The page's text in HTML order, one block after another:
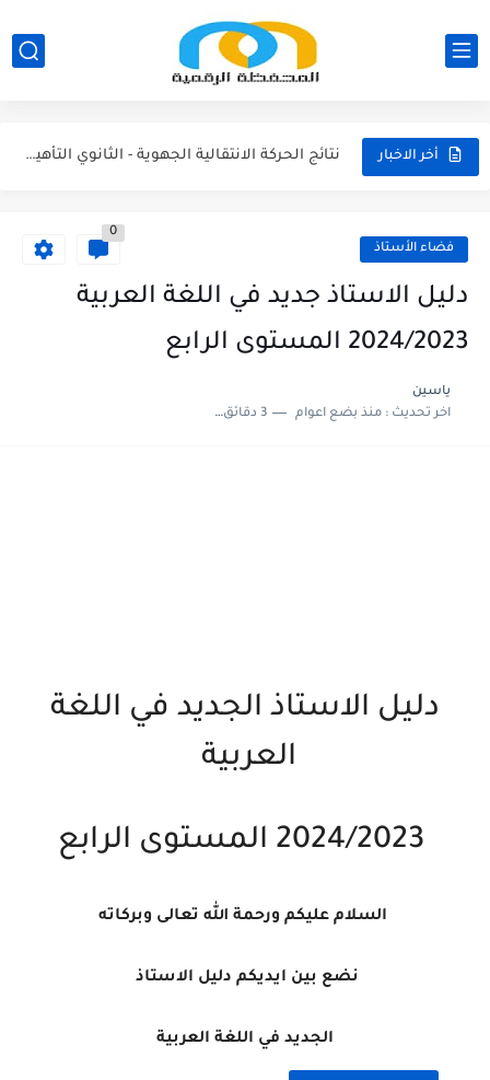
أخر الاخبار
فضاء الأستاذ
0
دليل الاستاذ جديد في اللغة العربية
2024/2023 المستوى الرابع
ياسين
اخر تحديث :منذ بضع اعوام 3 دقائق للقراءة
دليل الاستاذ الجديد في اللغة
العربية
السلام عليكم ورحمة الله تعالى وبركاته
نضع بين ايديكم دليل الاستاذ
الجديد في اللغة العربية